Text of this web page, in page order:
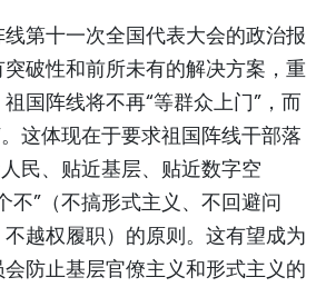
第十一次全国代表大会的政治报
破性和前所未有的解决方案，重
国阵线将不再“等群众上门”，而
这体现在于要求祖国阵线干部落
民、贴近基层、贴近数字空
不”（不搞形式主义、不回避问
越权履职）的原则。这有望成为
防止基层官僚主义和形式主义的